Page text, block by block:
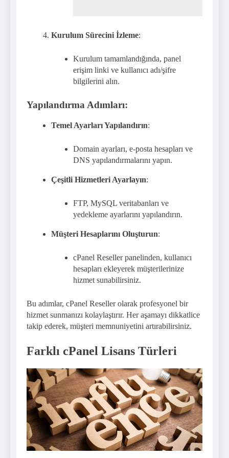
Kurulum Sürecini İzleme:
Kurulum tamamlandığında, panel
erişim linki ve kullanıcı adı/şifre
bilgilerini alın.
Yapılandırma Adımları:
Temel Ayarları Yapılandırın:
Domain ayarları, e-posta hesapları ve
DNS yapılandırmalarını yapın.
Çeşitli Hizmetleri Ayarlayın:
FTP, MySQL veritabanları ve
yedekleme ayarlarını yapılandırın.
Müşteri Hesaplarını Oluşturun:
cPanel Reseller panelinden, kullanıcı
hesapları ekleyerek müşterilerinize
hizmet sunabilirsiniz.
Bu adımlar, cPanel Reseller olarak profesyonel bir
hizmet sunmanızı kolaylaştırır. Her aşamayı dikkatlice
takip ederek, müşteri memnuniyetini artırabilirsiniz.
Farklı cPanel Lisans Türleri